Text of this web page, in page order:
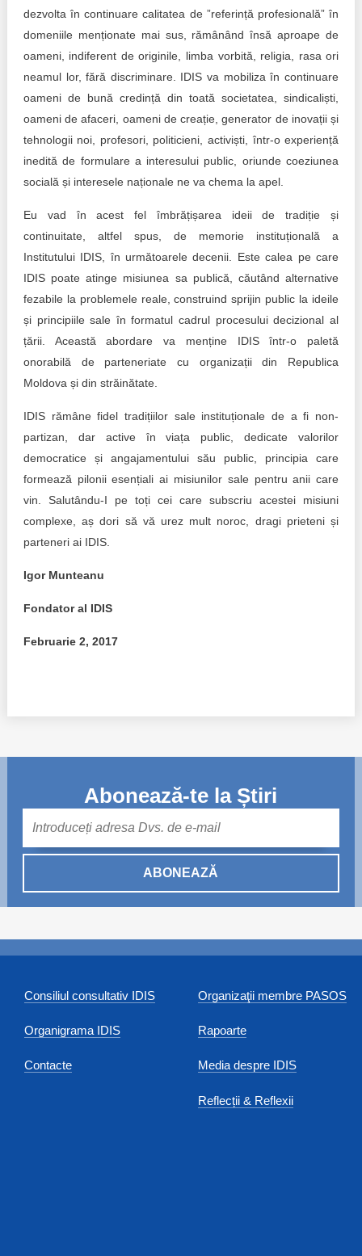
dezvolta în continuare calitatea de ”referință profesională” în
domeniile menționate mai sus, rămânând însă aproape de
oameni, indiferent de originile, limba vorbită, religia, rasa ori
neamul lor, fără discriminare. IDIS va mobiliza în continuare
oameni de bună credință din toată societatea, sindicaliști,
oameni de afaceri, oameni de creație, generator de inovații și
tehnologii noi, profesori, politicieni, activiști, într-o experiență
inedită de formulare a interesului public, oriunde coeziunea
socială și interesele naționale ne va chema la apel.
Eu vad în acest fel îmbrățișarea ideii de tradiție și
continuitate, altfel spus, de memorie instituțională a
Institutului IDIS, în următoarele decenii. Este calea pe care
IDIS poate atinge misiunea sa publică, căutând alternative
fezabile la problemele reale, construind sprijin public la ideile
și principiile sale în formatul cadrul procesului decizional al
țării. Această abordare va menține IDIS într-o paletă
onorabilă de parteneriate cu organizații din Republica
Moldova și din străinătate.
IDIS rămâne fidel tradițiilor sale instituționale de a fi non-
partizan, dar active în viața public, dedicate valorilor
democratice și angajamentului său public, principia care
formează pilonii esențiali ai misiunilor sale pentru anii care
vin. Salutându-I pe toți cei care subscriu acestei misiuni
complexe, aș dori să vă urez mult noroc, dragi prieteni și
parteneri ai IDIS.
Igor Munteanu
Fondator al IDIS
Februarie 2, 2017
Abonează-te la Știri
ABONEAZĂ
Consiliul consultativ IDIS
Organigrama IDIS
Contacte
Organizaţii membre PASOS
Rapoarte
Media despre IDIS
Reflecții & Reflexii